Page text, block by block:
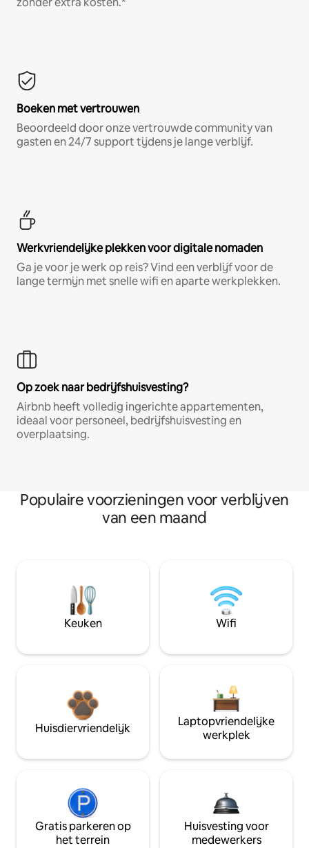
Boeken met vertrouwen
Beoordeeld door onze vertrouwde community van
gasten en 24/7 support tijdens je lange verblijf.
Werkvriendelijke plekken voor digitale nomaden
Ga je voor je werk op reis? Vind een verblijf voor de
lange termijn met snelle wifi en aparte werkplekken.
Op zoek naar bedrijfshuisvesting?
Airbnb heeft volledig ingerichte appartementen,
ideaal voor personeel, bedrijfshuisvesting en
overplaatsing.
Populaire voorzieningen voor verblijven
van een maand
Keuken Wifi
Huisdiervriendelijk
Laptopvriendelijke
werkplek
Gratis parkeren op
het terrein
Huisvesting voor
medewerkers